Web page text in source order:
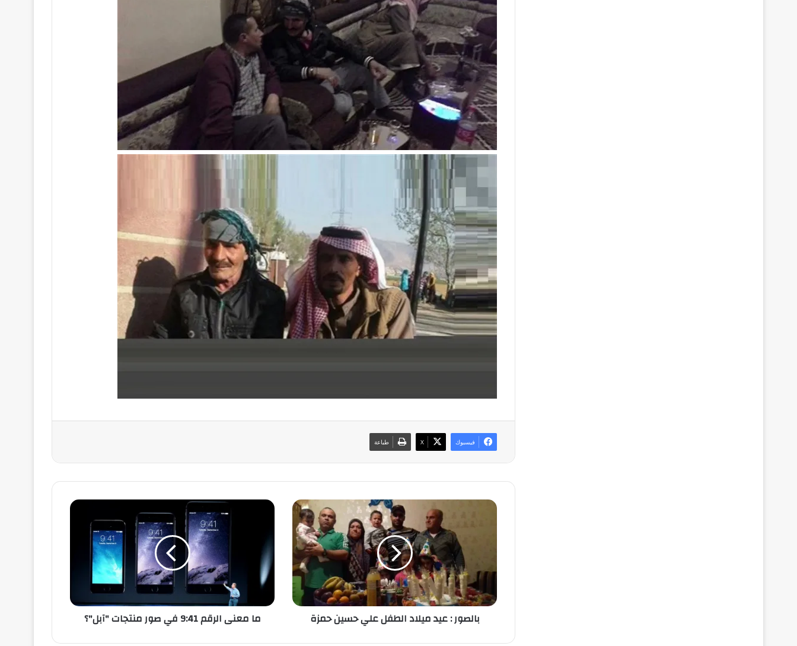
فيسبوك ‫X طباعة
ب
ي
ي
بالصور : عيد ميلاد الطفل علي حسين حمزة
م
ى
ر
9
ما معنى الرقم 9:41 في صور منتجات "آبل"؟